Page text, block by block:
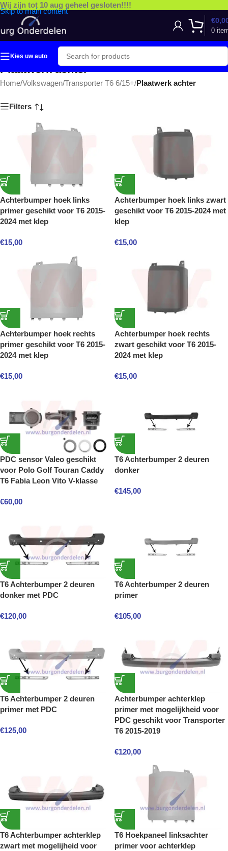
Skip to main content
Wij zijn tot 10 aug geheel gesloten!!!!
0
€
Kies uw auto
Plaatwerk achter
Home/Volkswagen/Transporter T6 6/15+/Plaatwerk achter
Filters
Achterbumper hoek links
primer geschikt voor T6 2015-
2024 met klep
€15,00
Achterbumper hoek links zwart
geschikt voor T6 2015-2024 met
klep
€15,00
Achterbumper hoek rechts
primer geschikt voor T6 2015-
2024 met klep
€15,00
Achterbumper hoek rechts
zwart geschikt voor T6 2015-
2024 met klep
€15,00
PDC sensor Valeo geschikt
voor Polo Golf Touran Caddy
T6 Fabia Leon Vito V-klasse
€60,00
T6 Achterbumper 2 deuren
donker
€145,00
T6 Achterbumper 2 deuren
donker met PDC
€120,00
T6 Achterbumper 2 deuren
primer
€105,00
T6 Achterbumper 2 deuren
primer met PDC
€125,00
Achterbumper achterklep
primer met mogelijkheid voor
PDC geschikt voor Transporter
T6 2015-2019
€120,00
T6 Achterbumper achterklep
zwart met mogelijheid voor
T6 Hoekpaneel linksachter
primer voor achterklep